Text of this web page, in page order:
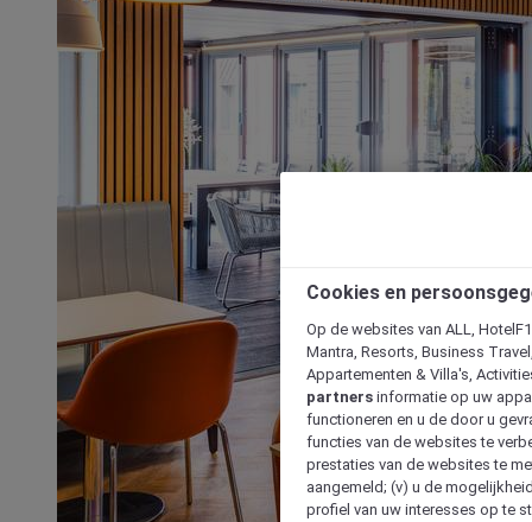
Cookies en
Op de websites van ALL,
Mantra, Resorts, Business
Appartementen & Villa's,
partners informatie op uw
functioneren en u de door u
functies van de websites te
prestaties van de websites te
aangemeld; (v) u de
profiel van uw interesses op te